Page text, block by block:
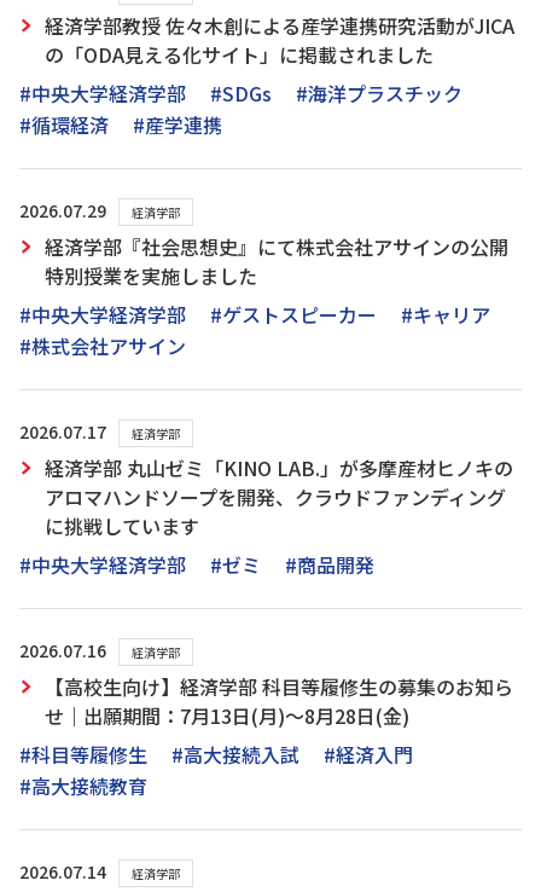
経済学部教授 佐々木創による産学連携研究活動がJICA
の「ODA見える化サイト」に掲載されました
#中央大学経済学部
#SDGs
#海洋プラスチック
#循環経済
#産学連携
2026.07.29 経済学部
経済学部『社会思想史』にて株式会社アサインの公開
特別授業を実施しました
#中央大学経済学部
#ゲストスピーカー
#キャリア
#株式会社アサイン
2026.07.17 経済学部
経済学部 丸山ゼミ「KINO LAB.」が多摩産材ヒノキの
アロマハンドソープを開発、クラウドファンディング
に挑戦しています
#中央大学経済学部
#ゼミ #商品開発
2026.07.16 経済学部
【高校生向け】経済学部 科目等履修生の募集のお知ら
せ｜出願期間：7月13日(月)～8月28日(金)
#科目等履修生
#高大接続入試
#経済入門
#高大接続教育
2026.07.14 経済学部